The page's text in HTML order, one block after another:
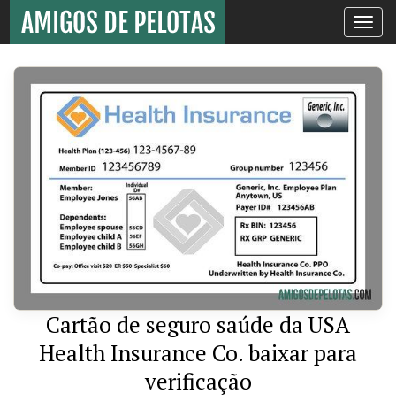
Toggle
Cartão de seguro saúde da USA
Health Insurance Co. baixar para
verificação